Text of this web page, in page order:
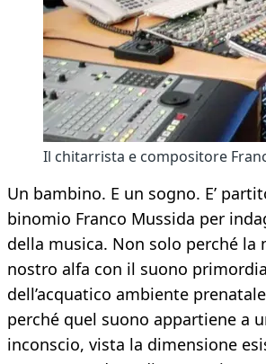
Il chitarrista e compositore
Un bambino. E un sogno. E’
binomio Franco Mussida per
della musica. Non solo perché la
nostro alfa con il suono
dell’acquatico ambiente
perché quel suono appartiene a
inconscio, vista la dimensione